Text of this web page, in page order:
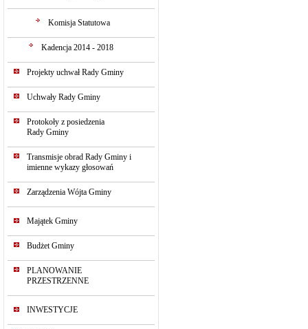
Komisja Statutowa
Kadencja 2014 - 2018
Projekty uchwał Rady Gminy
Uchwały Rady Gminy
Protokoły z posiedzenia
Rady Gminy
Transmisje obrad Rady Gminy i
imienne wykazy głosowań
Zarządzenia Wójta Gminy
Majątek Gminy
Budżet Gminy
PLANOWANIE
PRZESTRZENNE
INWESTYCJE